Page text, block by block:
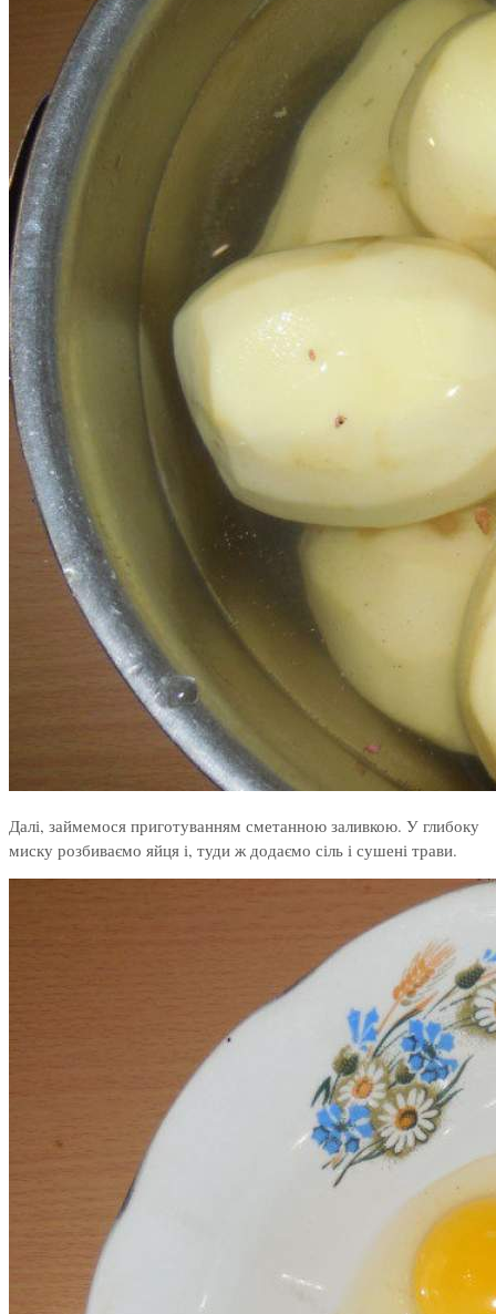
Далі, займемося приготуванням сметанною заливкою. У глибоку
миску розбиваємо яйця і, туди ж додаємо сіль і сушені трави.